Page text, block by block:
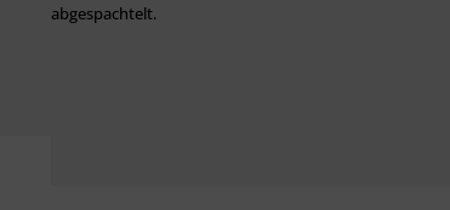
abgespachtelt.